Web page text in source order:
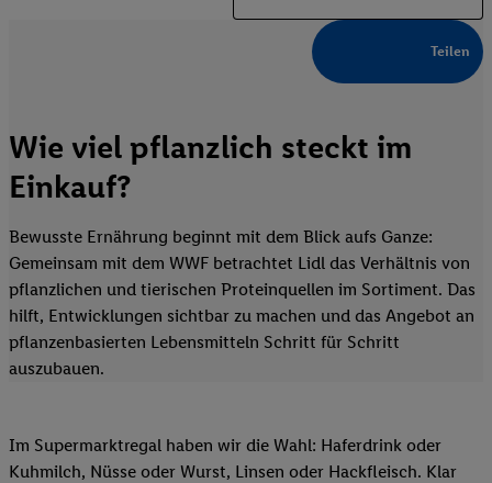
Teilen
Wie viel pflanzlich steckt im
Einkauf?
Bewusste Ernährung beginnt mit dem Blick aufs Ganze:
Gemeinsam mit dem WWF betrachtet Lidl das Verhältnis von
pflanzlichen und tierischen Proteinquellen im Sortiment. Das
hilft, Entwicklungen sichtbar zu machen und das Angebot an
pflanzenbasierten Lebensmitteln Schritt für Schritt
auszubauen.
Im Supermarktregal haben wir die Wahl: Haferdrink oder
Kuhmilch, Nüsse oder Wurst, Linsen oder Hackfleisch. Klar